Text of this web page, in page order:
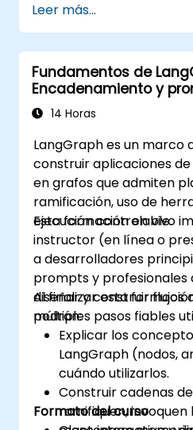
acordados (SLA).
Leer más...
Fundamentos de
Encadenamiento y
basado en grafos
14 Horas
LangGraph es un marco
construir aplicaciones
en grafos que admiten
ramificación, uso de
ejecución controlable.
Esta formación en vivo
instructor (en línea o
a desarrolladores
prompts y profesionales
diseñar y construir flujos
múltiples pasos fiables
Al finalizar esta
podrán:
Explicar los
LangGraph (nodos,
cuándo utilizarlos.
Construir cadenas
ramifiquen,
Formato del curso